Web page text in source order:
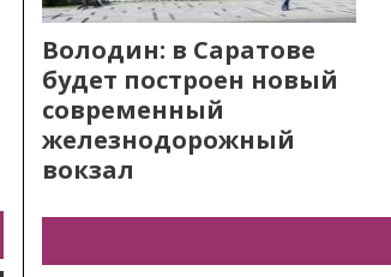
Володин: в Саратове
будет построен новый
современный
железнодорожный
вокзал